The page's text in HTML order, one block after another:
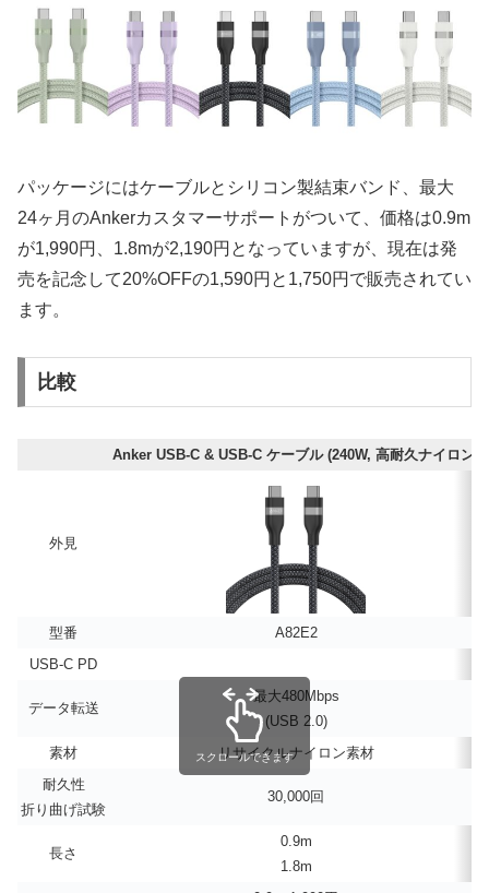
パッケージにはケーブルとシリコン製結束バンド、最大
24ヶ月のAnkerカスタマーサポートがついて、価格は0.9m
が1,990円、1.8mが2,190円となっていますが、現在は発
売を記念して20%OFFの1,590円と1,750円で販売されてい
ます。
比較
Anker USB-C & USB-C ケーブル (240W, 高耐久ナイロン)
外見
型番
A82E2
USB-C PD
データ転送
最大480Mbps
(USB 2.0)
素材
リサイクルナイロン素材
耐久性
折り曲げ試験
30,000回
長さ
0.9m
1.8m
スクロールできます